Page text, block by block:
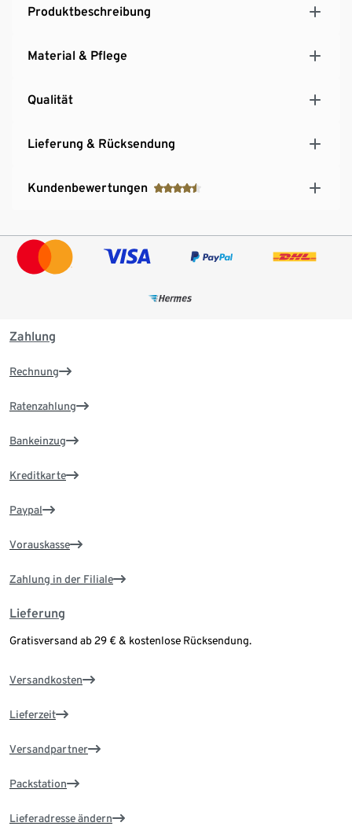
Produktbeschreibung
Material & Pflege
Qualität
Lieferung & Rücksendung
Kundenbewertungen
Zahlung
Rechnung
Ratenzahlung
Bankeinzug
Kreditkarte
Paypal
Vorauskasse
Zahlung in der Filiale
Lieferung
Gratisversand ab 29 € & kostenlose Rücksendung.
Versandkosten
Lieferzeit
Versandpartner
Packstation
Lieferadresse ändern